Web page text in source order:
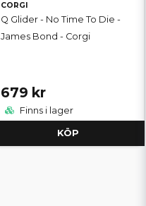
CORGI
Q Glider - No Time To Die -
James Bond - Corgi
679 kr
Finns i lager
KÖP